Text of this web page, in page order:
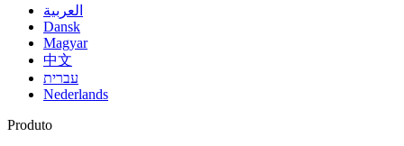
العربية
Dansk
Magyar
中文
עברית
Nederlands
Produto